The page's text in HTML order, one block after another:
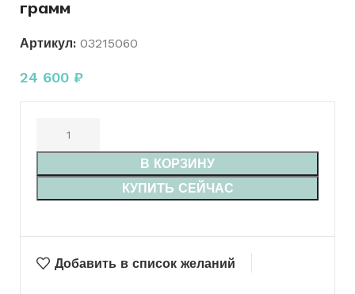
грамм
Артикул: 03215060
24 600 ₽
В КОРЗИНУ
КУПИТЬ СЕЙЧАС
Добавить в список желаний